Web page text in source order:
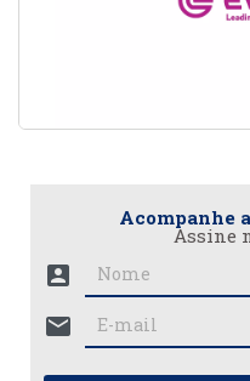
Acompanhe
Assine
account_box
mail